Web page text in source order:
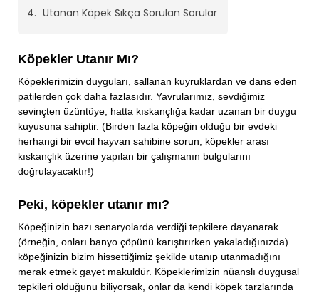
Utanan Köpek Sıkça Sorulan Sorular
Köpekler Utanır Mı?
Köpeklerimizin duyguları, sallanan kuyruklardan ve dans eden
patilerden çok daha fazlasıdır. Yavrularımız, sevdiğimiz
sevinçten üzüntüye, hatta kıskançlığa kadar uzanan bir duygu
kuyusuna sahiptir. (Birden fazla köpeğin olduğu bir evdeki
herhangi bir evcil hayvan sahibine sorun, köpekler arası
kıskançlık üzerine yapılan bir çalışmanın bulgularını
doğrulayacaktır!)
Peki, köpekler utanır mı?
Köpeğinizin bazı senaryolarda verdiği tepkilere dayanarak
(örneğin, onları banyo çöpünü karıştırırken yakaladığınızda)
köpeğinizin bizim hissettiğimiz şekilde utanıp utanmadığını
merak etmek gayet makuldür. Köpeklerimizin nüanslı duygusal
tepkileri olduğunu biliyorsak, onlar da kendi köpek tarzlarında